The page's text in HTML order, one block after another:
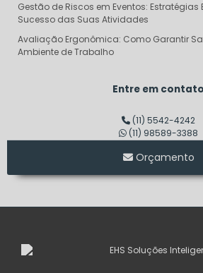
Gestão de Riscos em Eventos:
Sucesso das Suas Atividades
Avaliação Ergonômica: Como Garantir
Ambiente de Trabalho
Consultoria em Segurança do Trabalho
Oportunidades de Sucesso
Transformar Sua Empresa
Entre em contato
(11) 5542-4242
(11) 98589-3388
Orçamento